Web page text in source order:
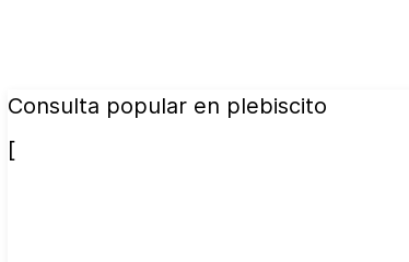
Consulta popular en plebiscito
[